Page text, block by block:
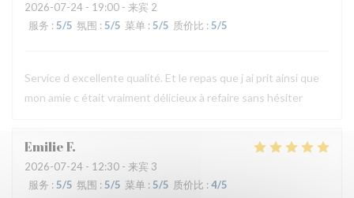
2026-07-24 - 19:00 - 来宾 2
服务 : 5/5 氛围 : 5/5 菜单 : 5/5 质价比 : 5/5
Service d excellente qualité. Et le repas que j ai prit ainsi que
mon amie c était vraiment délicieux à refaire sans hésiter
EmilieF
2026-07-24 - 12:30 - 来宾 3
服务 : 5/5 氛围 : 5/5 菜单 : 5/5 质价比 : 4/5